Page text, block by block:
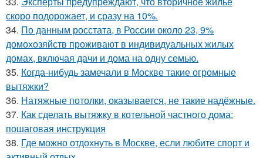
скоро подорожает, и сразу на 10%.
34. По данным росстата, в России около 23, 9%
домохозяйств проживают в индивидуальных жилых
домах, включая дачи и дома на одну семью.
35. Когда-нибудь замечали в Москве такие огромные
вытяжки?
36. Натяжные потолки, оказывается, не такие надёжные.
37. Как сделать вытяжку в котельной частного дома:
пошаговая инструкция
38. Где можно отдохнуть в Москве, если любите спорт и